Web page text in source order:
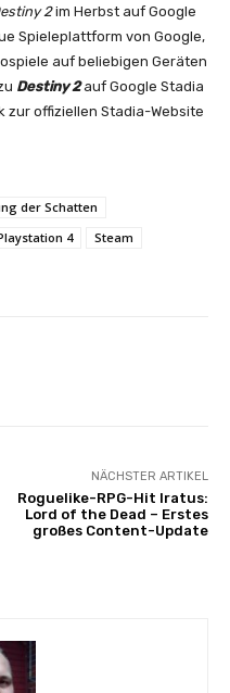
2im Herbst auf Google
Spieleplattform von Google,
auf beliebigen Geräten
Destiny 2 auf Google Stadia
zur offiziellen Stadia-Website
der Schatten
4
Steam
NÄCHSTER ARTIKEL
Roguelike-RPG-Hit Iratus:
Lord of the Dead – Erstes
großes Content-Update